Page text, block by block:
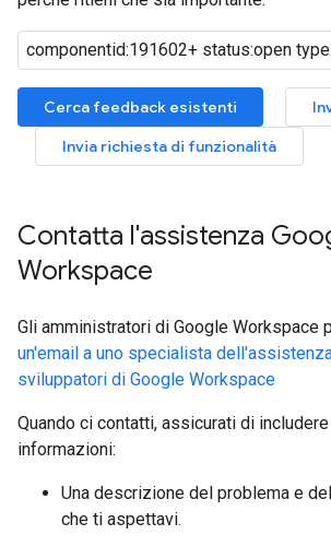
Cerca feedback esistenti
Invia richiesta di funzionalità
Contatta l'assistenza
Workspace
Gli amministratori di Google Workspace
un'email a uno specialista
sviluppatori di Google Workspace
Quando ci contatti, assicurati di
informazioni:
Una descrizione del problema e
che ti aspettavi.